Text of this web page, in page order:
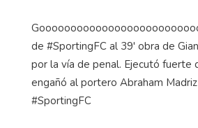
de #SportingFC al 39' obra de
por la vía de penal. Ejecutó fuerte
engañó al portero Abraham
#SportingFC